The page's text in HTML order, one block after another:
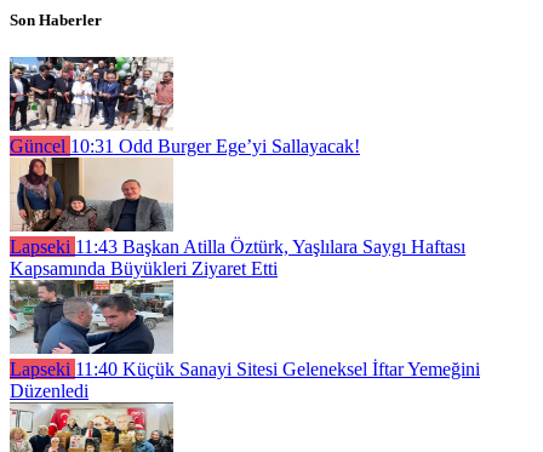
Son Haberler
Güncel 10:31 Odd Burger Ege’yi Sallayacak!
Lapseki 11:43 Başkan Atilla Öztürk, Yaşlılara Saygı Haftası
Kapsamında Büyükleri Ziyaret Etti
Lapseki 11:40 Küçük Sanayi Sitesi Geleneksel İftar Yemeğini
Düzenledi